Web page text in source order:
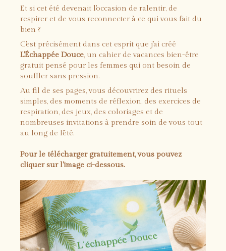
Et si cet été devenait l'occasion de ralentir, de
respirer et de vous reconnecter à ce qui vous fait du
bien ?
C'est précisément dans cet esprit que j'ai créé
L'Échappée Douce, un cahier de vacances bien-être
gratuit pensé pour les femmes qui ont besoin de
souffler sans pression.
Au fil de ses pages, vous découvrirez des rituels
simples, des moments de réflexion, des exercices de
respiration, des jeux, des coloriages et de
nombreuses invitations à prendre soin de vous tout
au long de l'été.
Pour le télécharger gratuitement, vous pouvez
cliquer sur l'image ci-dessous.